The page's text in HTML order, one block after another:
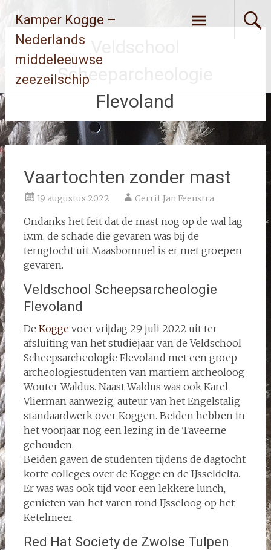
naarKamper Kogge –
Nederlands
middeleeuwse
zeezeilschipScheeparcheologie
Flevoland
Vaartochten zonder mast
19 augustus 2022 Gerrit Jan Feenstra
Ondanks het feit dat de mast nog op de wal lag
i.v.m. de schade die gevaren was bij de
terugtocht uit Maasbommel is er met groepen
gevaren.
Veldschool Scheepsarcheologie
Flevoland
De Koggevoer vrijdag 29 juli 2022 uit ter
afsluiting van het studiejaar van de Veldschool
Scheepsarcheologie Flevoland met een groep
archeologiestudenten van martiem archeoloog
Wouter Waldus. Naast Waldus was ook Karel
Vlierman aanwezig, auteur van het Engelstalig
standaardwerk over Koggen. Beiden hebben in
het voorjaar nog een lezing in de Taveerne
gehouden.
Beiden gaven de studenten tijdens de dagtocht
korte colleges over de Kogge en de IJsseldelta.
Er was was ook tijd voor een lekkere lunch,
genieten van het varen rond IJsseloog op het
Ketelmeer.
Red Hat Society de Zwolse Tulpen